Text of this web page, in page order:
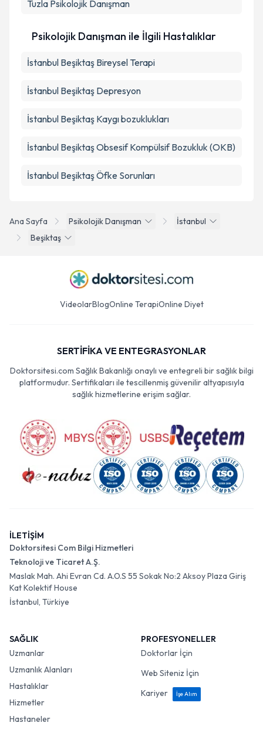
Ana Sayfa Psikolojik Danışman
İstanbul
Beşiktaş
Tuzla Psikolojik Danışman
Psikolojik Danışman ile İlgili Hastalıklar
İstanbul Beşiktaş Bireysel Terapi
İstanbul Beşiktaş Depresyon
İstanbul Beşiktaş Kaygı bozuklukları
İstanbul Beşiktaş Obsesif Kompülsif Bozukluk (OKB)
İstanbul Beşiktaş Öfke Sorunları
VideolarBlogOnline TerapiOnline Diyet
SERTİFİKA VE ENTEGRASYONLAR
Doktorsitesi.com Sağlık Bakanlığı onaylı ve entegreli bir sağlık bilgi
platformudur. Sertifikaları ile tescillenmiş güvenilir altyapısıyla
sağlık hizmetlerine erişim sağlar.
İLETİŞİM
Doktorsitesi Com Bilgi Hizmetleri
Teknoloji ve Ticaret A.Ş.
Maslak Mah. Ahi Evran Cd. A.O.S 55 Sokak No:2 Aksoy Plaza Giriş
Kat Kolektif House
İstanbul, Türkiye
SAĞLIK
Uzmanlar
Uzmanlık Alanları
Hastalıklar
Hizmetler
Hastaneler
PROFESYONELLER
Doktorlar İçin
Web Siteniz İçin
Kariyer
İşe Alım